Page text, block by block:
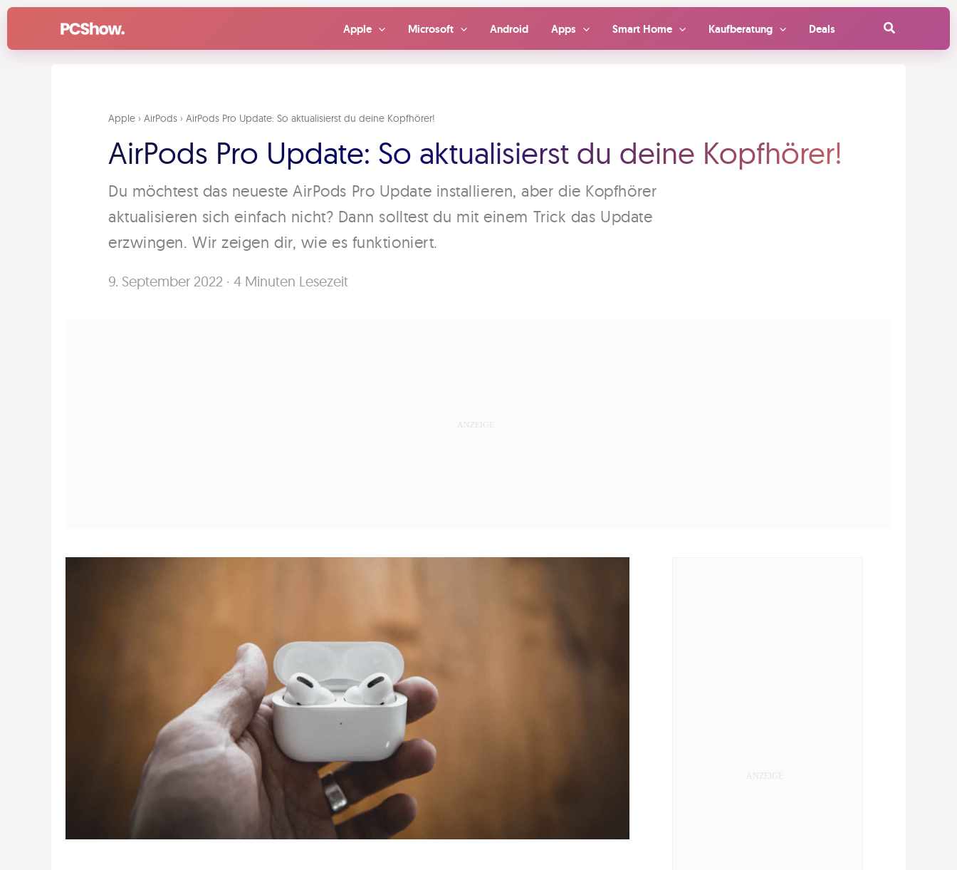
Inhalt
Apple Microsoft Android Apps Smart Home Kaufberatung Deals Suchen
Apple › AirPods › AirPods Pro Update: So aktualisierst du deine Kopfhörer!
AirPods Pro Update: So aktualisierst du deine Kopfhörer!
Du möchtest das neueste AirPods Pro Update installieren, aber die Kopfhörer
aktualisieren sich einfach nicht? Dann solltest du mit einem Trick das Update
erzwingen. Wir zeigen dir, wie es funktioniert.
9. September 2022 · 4 Minuten Lesezeit